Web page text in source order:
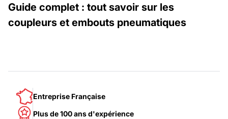
Guide complet : tout savoir sur les
coupleurs et embouts pneumatiques
Entreprise Française
Plus de 100 ans d'expérience